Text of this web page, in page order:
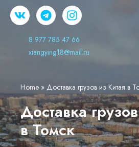
8 977 785 47 66
xiangying18@mail.ru
Home » Доставка грузов из Китая в
Доставка
в Томск